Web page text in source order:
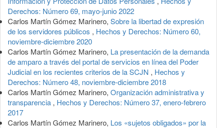
Derechos: Número 69, mayo-junio 2022
Carlos Martín Gómez Marinero, Sobre la libertad de expresión
de los servidores públicos , Hechos y Derechos: Número 60,
noviembre-diciembre 2020
Carlos Martín Gómez Marinero, La presentación de la demanda
de amparo a través del portal de servicios en línea del Poder
Judicial en los recientes criterios de la SCJN , Hechos y
Derechos: Número 48, noviembre-diciembre 2018
Carlos Martín Gómez Marinero, Organización administrativa y
transparencia , Hechos y Derechos: Número 37, enero-febrero
2017
Carlos Martín Gómez Marinero, Los «sujetos obligados» por la